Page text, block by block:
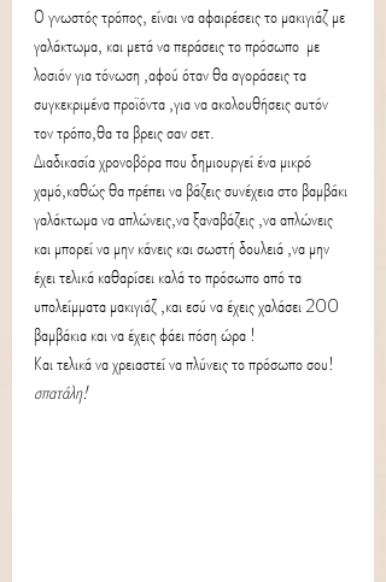
Ο γνωστός τρόπος, είναι να αφαιρέσεις το μακιγιάζ με
γαλάκτωμα, και μετά να περάσεις το πρόσωπο  με
λοσιόν για τόνωση ,αφού όταν θα αγοράσεις τα
συγκεκριμένα προϊόντα ,για να ακολουθήσεις αυτόν
τον τρόπο,θα τα βρεις σαν σετ.
Διαδικασία χρονοβόρα που δημιουργεί ένα μικρό
χαμό,καθώς θα πρέπει να βάζεις συνέχεια στο βαμβάκι
γαλάκτωμα να απλώνεις,να ξαναβάζεις ,να απλώνεις
και μπορεί να μην κάνεις και σωστή δουλειά ,να μην
έχει τελικά καθαρίσει καλά το πρόσωπο από τα
υπολείμματα μακιγιάζ ,και εσύ να έχεις χαλάσει 200
βαμβάκια και να έχεις φάει πόση ώρα !
Και τελικά να χρειαστεί να πλύνεις το πρόσωπο σου!
σπατάλη!